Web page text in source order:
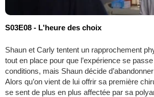
S03E08 - L'heure des choix
Shaun et Carly tentent un rapprochement
tout en place pour que l’expérience se
conditions, mais Shaun décide
Alors qu’on vient de lui offrir sa première
se sent de plus en plus affectée par sa